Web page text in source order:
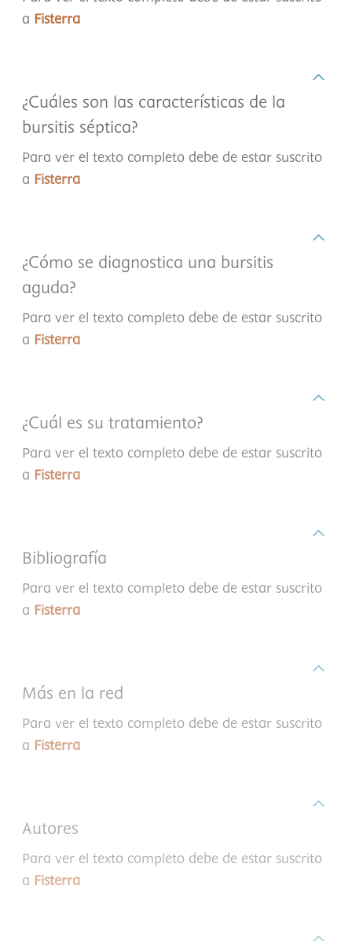
a Fisterra
¿Cuáles son las características de la
bursitis séptica?
Para ver el texto completo debe de estar suscrito
a Fisterra
¿Cómo se diagnostica una bursitis
aguda?
Para ver el texto completo debe de estar suscrito
a Fisterra
¿Cuál es su tratamiento?
Para ver el texto completo debe de estar suscrito
a Fisterra
Bibliografía
Para ver el texto completo debe de estar suscrito
a Fisterra
Más en la red
Para ver el texto completo debe de estar suscrito
a Fisterra
Autores
Para ver el texto completo debe de estar suscrito
a Fisterra